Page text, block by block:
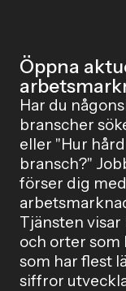
Öppna
Har du
branscher
eller "Hur
bransch?"
förser dig
Tjänsten
och orter som
som har flest
siffror